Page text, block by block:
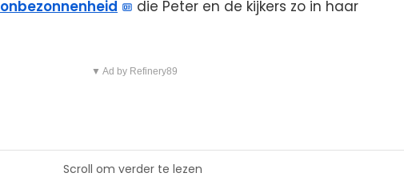
onbezonnenheid
die Peter en de kijkers zo in haar
▼ Ad by Refinery89
Scroll om verder te lezen